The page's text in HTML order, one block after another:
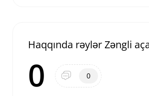
Haqqında rəylər Zəngli
0 0